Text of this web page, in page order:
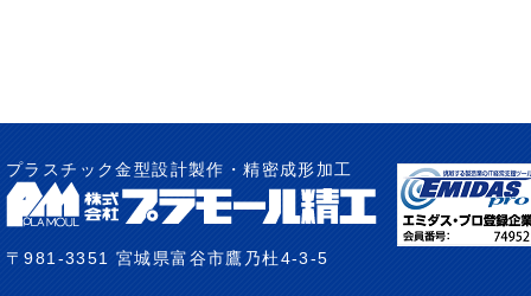
プラスチック金型設計製作・精密成形加工
〒981-3351 宮城県富谷市鷹乃杜4-3-5